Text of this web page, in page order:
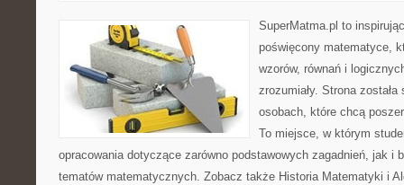
SuperMatma.pl to
poświęcony matematyce,
wzorów, równań i
zrozumiały. Strona
osobach, które chcą
To miejsce, w którym
opracowania dotyczące zarówno podstawowych zagadnień, jak i
tematów matematycznych. Zobacz także Historia Matematyki i